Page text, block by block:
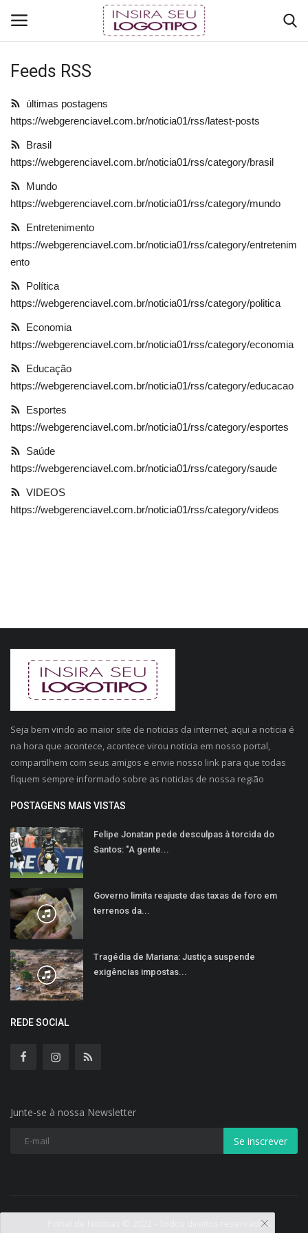
Login
Início
RÁDIO ONLINE
Brasil
TV ONLINE
COMO ANUNCIAR
Mundo
CONTATO
Entretenimento
Política
Educação
Esportes
Feeds RSS
últimas postagens
https://webgerenciavel.com.br/noticia01/rss/latest-posts
Brasil
https://webgerenciavel.com.br/noticia01/rss/category/brasil
Mundo
https://webgerenciavel.com.br/noticia01/rss/category/mundo
Entretenimento
https://webgerenciavel.com.br/noticia01/rss/category/entretenim
ento
Política
https://webgerenciavel.com.br/noticia01/rss/category/politica
Economia
https://webgerenciavel.com.br/noticia01/rss/category/economia
Educação
https://webgerenciavel.com.br/noticia01/rss/category/educacao
Esportes
https://webgerenciavel.com.br/noticia01/rss/category/esportes
Saúde
https://webgerenciavel.com.br/noticia01/rss/category/saude
VIDEOS
https://webgerenciavel.com.br/noticia01/rss/category/videos
Seja bem vindo ao maior site de noticias da internet, aqui a noticia é
na hora que acontece, acontece virou noticia em nosso portal,
compartilhem com seus amigos e envie nosso link para que todas
fiquem sempre informado sobre as noticias de nossa região
POSTAGENS MAIS VISTAS
Felipe Jonatan pede desculpas à torcida do
Santos: "A gente...
Governo limita reajuste das taxas de foro em
terrenos da...
Tragédia de Mariana: Justiça suspende
exigências impostas...
REDE SOCIAL
Junte-se à nossa Newsletter
Se inscrever
Portal de Noticias © 2022 - Todos direitos reservados.